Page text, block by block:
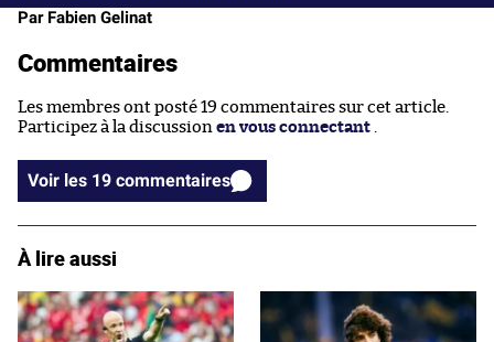
Par Fabien Gelinat
Commentaires
Les membres ont posté 19 commentaires sur cet article.
Participez à la discussion en vous connectant .
Voir les 19 commentaires
À lire aussi